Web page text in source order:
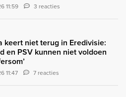
11:59 3 reacties
keert niet terug in Eredivisie:
en PSV kunnen niet voldoen
11:47 7 reacties